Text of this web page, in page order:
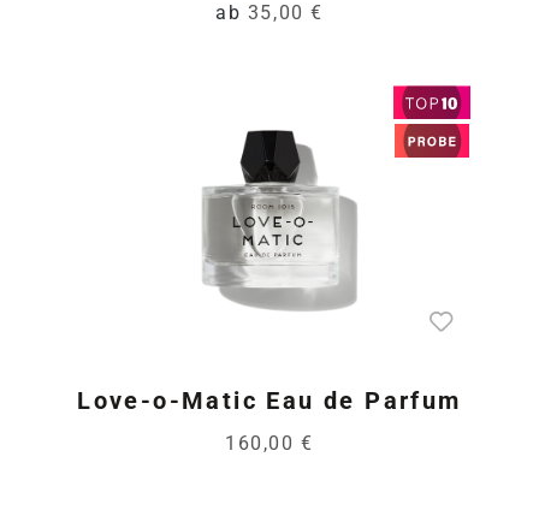
ab 35,00 €
Love-o-Matic Eau de Parfum
160,00 €